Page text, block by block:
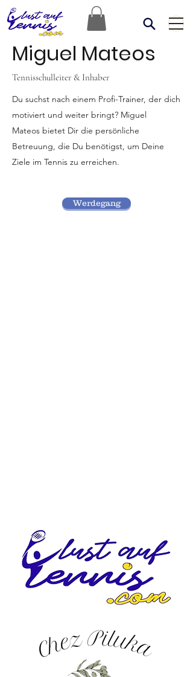
Miguel Mateos
Tennisschulleiter & Inhaber
Du suchst nach einem Profi-Trainer, der dich
motiviert und weiter bringt? Miguel
Mateos bietet Dir die persönliche
Betreuung, die Du benötigst, um Deine
Ziele im Tennis zu erreichen.
Werdegang